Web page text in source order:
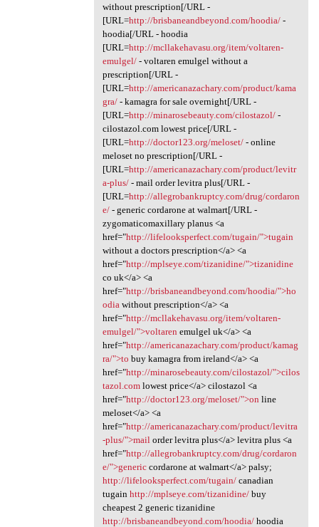
without prescription[/URL -
[URL=http://brisbaneandbeyond.com/hoodia/-
hoodia[/URL - hoodia
[URL=http://mcllakehavasu.org/item/voltaren-
emulgel/- voltaren emulgel without a
prescription[/URL -
[URL=http://americanazachary.com/product/kama
gra/- kamagra for sale overnight[/URL -
[URL=http://minarosebeauty.com/cilostazol/-
cilostazol.com lowest price[/URL -
[URL=http://doctor123.org/meloset/- online
meloset no prescription[/URL -
[URL=http://americanazachary.com/product/levitr
a-plus/- mail order levitra plus[/URL -
[URL=http://allegrobankruptcy.com/drug/cordaron
e/- generic cordarone at walmart[/URL -
zygomaticomaxillary planus <a
href="http://lifelooksperfect.com/tugain/">tugain
without a doctors prescription</a> <a
href="http://mplseye.com/tizanidine/">tizanidine
co uk</a> <a
href="http://brisbaneandbeyond.com/hoodia/">ho
odia without prescription</a> <a
href="http://mcllakehavasu.org/item/voltaren-
emulgel/">voltaren emulgel uk</a> <a
href="http://americanazachary.com/product/kamag
ra/">to buy kamagra from ireland</a> <a
href="http://minarosebeauty.com/cilostazol/">cilos
tazol.comlowest price</a> cilostazol <a
href="http://doctor123.org/meloset/">on line
meloset</a> <a
href="http://americanazachary.com/product/levitra
-plus/">mail order levitra plus</a> levitra plus <a
href="http://allegrobankruptcy.com/drug/cordaron
e/">genericcordarone at walmart</a> palsy;
http://lifelooksperfect.com/tugain/canadian
tugain http://mplseye.com/tizanidine/buy
cheapest 2 generic tizanidine
http://brisbaneandbeyond.com/hoodia/hoodia